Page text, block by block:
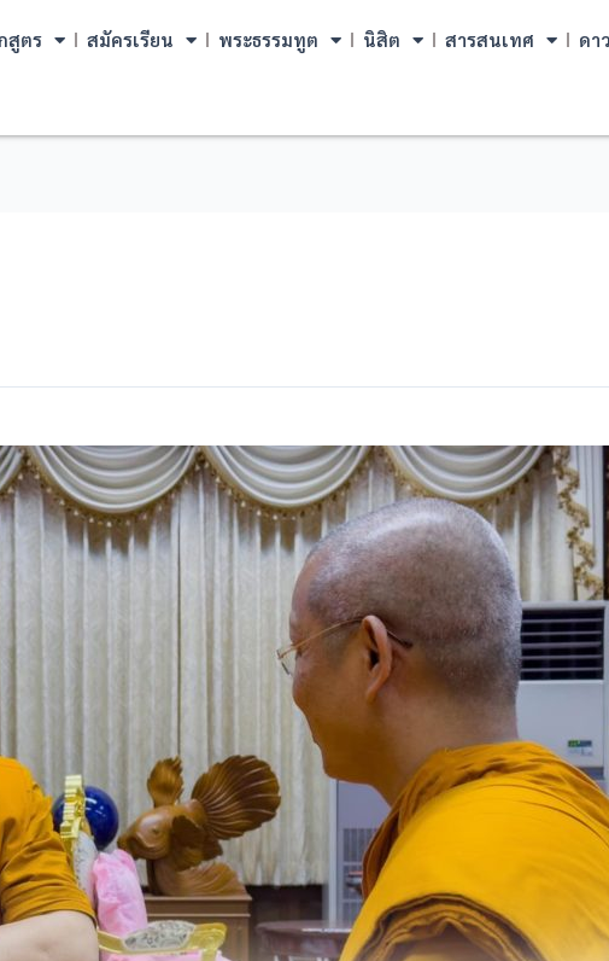
สูตร สมัครเรียน พระธรรมทูต นิสิต สารสนเทศ ดา